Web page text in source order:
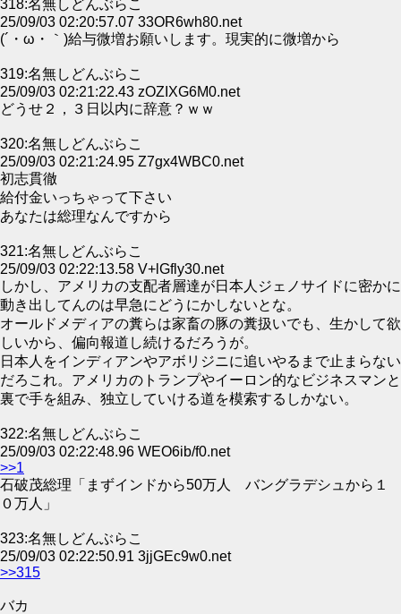
318:名無しどんぶらこ
25/09/03 02:20:57.07 33OR6wh80.net
(´・ω・｀)給与微増お願いします。現実的に微増から
319:名無しどんぶらこ
25/09/03 02:21:22.43 zOZIXG6M0.net
どうせ２，３日以内に辞意？ｗｗ
320:名無しどんぶらこ
25/09/03 02:21:24.95 Z7gx4WBC0.net
初志貫徹
給付金いっちゃって下さい
あなたは総理なんですから
321:名無しどんぶらこ
25/09/03 02:22:13.58 V+lGfly30.net
しかし、アメリカの支配者層達が日本人ジェノサイドに密かに
動き出してんのは早急にどうにかしないとな。
オールドメディアの糞らは家畜の豚の糞扱いでも、生かして欲
しいから、偏向報道し続けるだろうが。
日本人をインディアンやアボリジニに追いやるまで止まらない
だろこれ。アメリカのトランプやイーロン的なビジネスマンと
裏で手を組み、独立していける道を模索するしかない。
322:名無しどんぶらこ
25/09/03 02:22:48.96 WEO6ib/f0.net
>>1
石破茂総理「まずインドから50万人 バングラデシュから１
０万人」
323:名無しどんぶらこ
25/09/03 02:22:50.91 3jjGEc9w0.net
>>315
バカ